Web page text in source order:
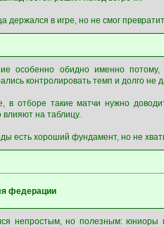
держался в игре, но не смог
особенно обидно именно
контролировать темп и долго
в отборе такие матчи нужно
влияют на таблицу.
есть хороший фундамент, но не
федерации
непростым, но полезным: юниоры